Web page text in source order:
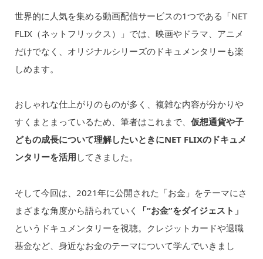
世界的に人気を集める動画配信サービスの1つである「NET
FLIX（ネットフリックス）」では、映画やドラマ、アニメ
だけでなく、オリジナルシリーズのドキュメンタリーも楽
しめます。
おしゃれな仕上がりのものが多く、複雑な内容が分かりや
すくまとまっているため、筆者はこれまで、 仮想通貨や子
どもの成長について理解したいときにNET FLIXのドキュメ
ンタリーを活用 してきました。
そして今回は、2021年に公開された「お金」をテーマにさ
まざまな角度から語られていく
「“お金”をダイジェスト」
というドキュメンタリーを視聴。クレジットカードや退職
基金など、身近なお金のテーマについて学んでいきまし